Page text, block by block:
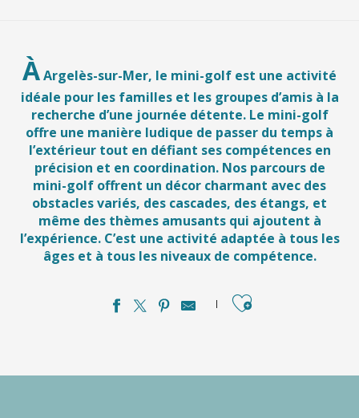
ÀArgelès-sur-Mer, le mini-golf est une activité
idéale pour les familles et les groupes d’amis à la
recherche d’une journée détente. Le mini-golf
offre une manière ludique de passer du temps à
l’extérieur tout en défiant ses compétences en
précision et en coordination. Nos parcours de
mini-golf offrent un décor charmant avec des
obstacles variés, des cascades, des étangs, et
même des thèmes amusants qui ajoutent à
l’expérience. C’est une activité adaptée à tous les
âges et à tous les niveaux de compétence.
Ajouter aux